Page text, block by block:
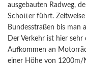
ausgebauten Radweg,
Schotter führt.
Bundesstraßen bis man
Der Verkehr ist hier
Aufkommen an
einer Höhe von 1200m/